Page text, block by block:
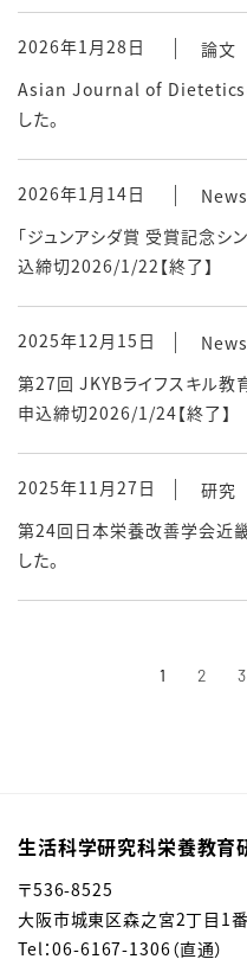
2026年1月28日 論文
Asian Journal of Dietetics
した。
2026年1月14日
News
「ジュンアシダ賞 受賞記念
込締切2026/1/22【終了】
2025年12月15日
News
第27回 JKYBライフスキル教
申込締切2026/1/24【終了】
2025年11月27日 研究
第24回日本栄養改善学会近
した。
1 2 3
生活科学研究科栄養教育
〒536-8525
大阪市城東区森之宮2丁目1
Tel：06-6167-1306（直通）